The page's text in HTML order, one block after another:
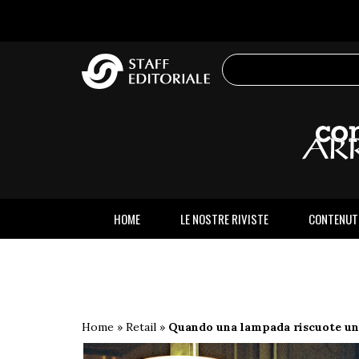
HOME LE NOSTRE RIVISTE
Home » Retail » Quando una lampada riscuote